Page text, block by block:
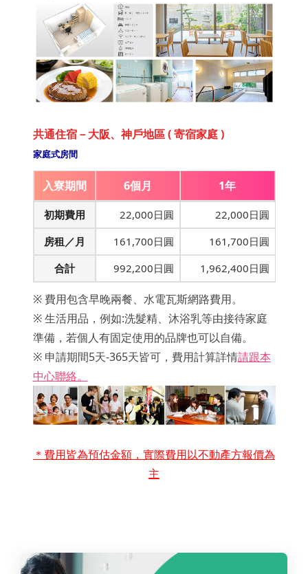
共通住宿－大阪、神戶地區 ( 寄宿家庭 )
家庭式房間
入寮期間 6個月 1年
初期費用 22,000日圓
22,000日圓
房租／月
161,700日圓
161,700日圓
合計
992,200日圓 1,962,400日圓
※ 費用包含早晚兩餐、水電瓦斯網路費用。
※ 生活用品，例如:洗髮精、沐浴乳等由接待家庭
準備，若個人有固定使用的品牌也可以自備。
※ 申請期間5天-365天皆可，費用計算詳情請跟本
中心聯絡。
＊費用皆為預估金額，實際費用以不動產方報價為
主